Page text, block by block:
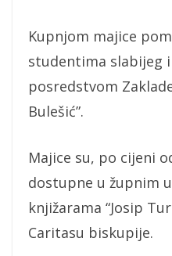
Kupnjom majice
studentima slabijeg
posredstvom
Bulešić”.
Majice su, po cijeni
dostupne u župnim
knjižarama “Josip
Caritasu biskupije.